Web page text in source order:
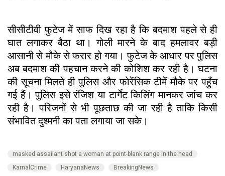
सीसीटीवी फुटेज में साफ दिख रहा है कि बदमाश पहले से ही
घात लगाकर बैठा था। गोली मारने के बाद हमलावर बड़ी
आसानी से मौके से फरार हो गया। फुटेज के आधार पर पुलिस
अब बदमाश की पहचान करने की कोशिश कर रही है। घटना
की सूचना मिलते ही पुलिस और फोरेंसिक टीमें मौके पर पहुँच
गई हैं। पुलिस इसे रंजिश या टार्गेट किलिंग मानकर जांच कर
रही है। परिजनों से भी पूछताछ की जा रही है ताकि किसी
संभावित दुश्मनी का पता लगाया जा सके।
masked assailant shot a woman at point-blank range in the head
KarnalCrime
HaryanaNews
BreakingNews